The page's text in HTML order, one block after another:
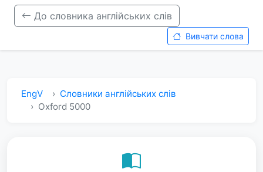
До словника англійських слів
Вивчати слова
EngV
Словники англійських слів
Oxford 5000